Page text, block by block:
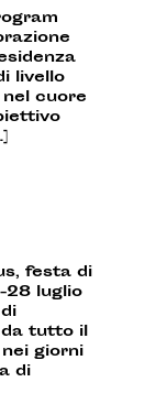
livello
cuore
festa di
28 luglio
tutto il
giorni
di